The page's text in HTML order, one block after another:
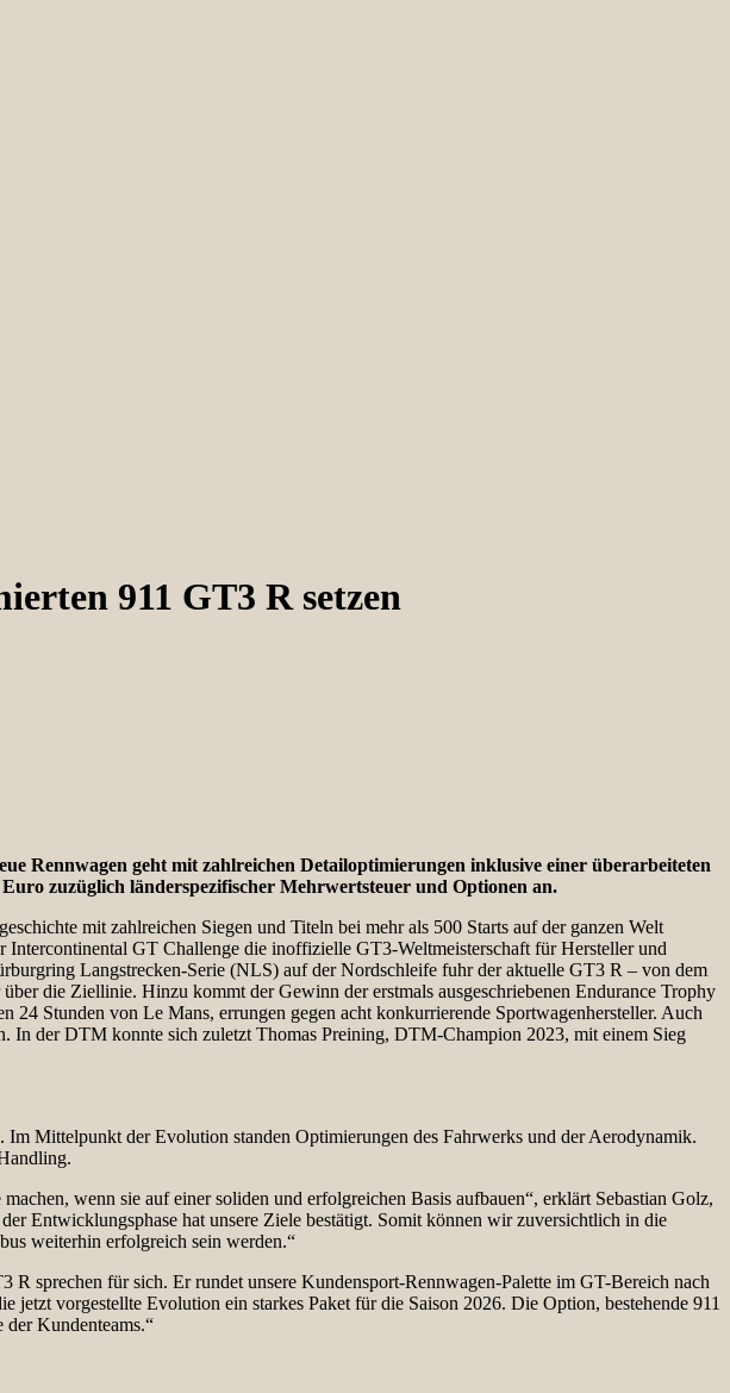
911 GT3 R setzen
Rennwagen geht mit zahlreichen Detailoptimierungen inklusive einer überarbeiteten
zuzüglich länderspezifischer Mehrwertsteuer und Optionen an.
mit zahlreichen Siegen und Titeln bei mehr als 500 Starts auf der ganzen Welt
GT Challenge die inoffizielle GT3-Weltmeisterschaft für Hersteller und
Langstrecken-Serie (NLS) auf der Nordschleife fuhr der aktuelle GT3 R – von dem
die Ziellinie. Hinzu kommt der Gewinn der erstmals ausgeschriebenen Endurance Trophy
Stunden von Le Mans, errungen gegen acht konkurrierende Sportwagenhersteller. Auch
In der DTM konnte sich zuletzt Thomas Preining, DTM-Champion 2023, mit einem Sieg
Mittelpunkt der Evolution standen Optimierungen des Fahrwerks und der Aerodynamik.
wenn sie auf einer soliden und erfolgreichen Basis aufbauen“, erklärt Sebastian Golz,
Entwicklungsphase hat unsere Ziele bestätigt. Somit können wir zuversichtlich in die
weiterhin erfolgreich sein werden.“
sprechen für sich. Er rundet unsere Kundensport-Rennwagen-Palette im GT-Bereich nach
vorgestellte Evolution ein starkes Paket für die Saison 2026. Die Option, bestehende 911
Kundenteams.“